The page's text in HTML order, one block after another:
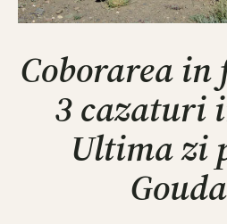
Coborarea
3 cazaturi
Ultima zi